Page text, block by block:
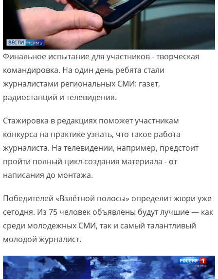
Финальное испытание для участников - творческая
командировка. На один день ребята стали
журналистами региональных СМИ: газет,
радиостанций и телевидения.
Стажировка в редакциях поможет участникам
конкурса на практике узнать, что такое работа
журналиста. На телевидении, например, предстоит
пройти полный цикл создания материала - от
написания до монтажа.
Победителей «Взлётной полосы» определит жюри уже
сегодня. Из 75 человек объявлены будут лучшие — как
среди молодежных СМИ, так и самый талантливый
молодой журналист.